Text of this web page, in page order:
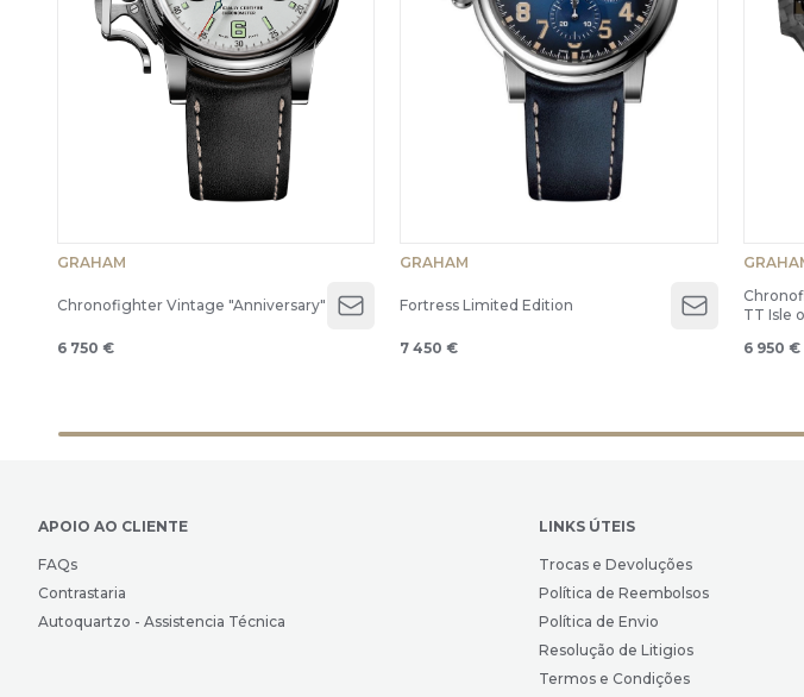
GRAHAM
Chronofighter Vintage "Anniversary"
Open menu
6 750 €
GRAHAM
Fortress Limited Edition
Open
7 450 €
TT Isle
6 950 €
APOIO AO CLIENTE
FAQs
Contrastaria
Autoquartzo - Assistencia Técnica
LINKS ÚTEIS
Trocas e Devoluções
Política de Reembolsos
Política de Envio
Resolução de Litigios
Termos e Condições